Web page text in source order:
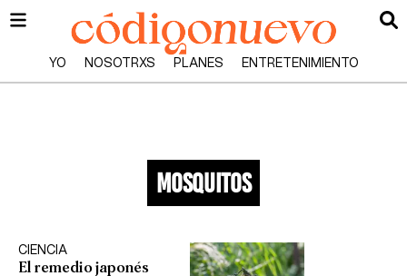
YO NOSOTRXS PLANES ENTRETENIMIENTO
mosquitos
CIENCIA
El remedio japonés